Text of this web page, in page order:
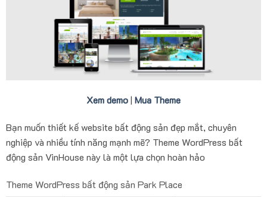
Xem demo| Mua Theme
Bạn muốn thiết kế website bất động sản đẹp mắt, chuyên
nghiệp và nhiều tính năng mạnh mẽ? Theme WordPress bất
động sản VinHouse này là một lựa chọn hoàn hảo
Theme WordPress bất động sản Park Place